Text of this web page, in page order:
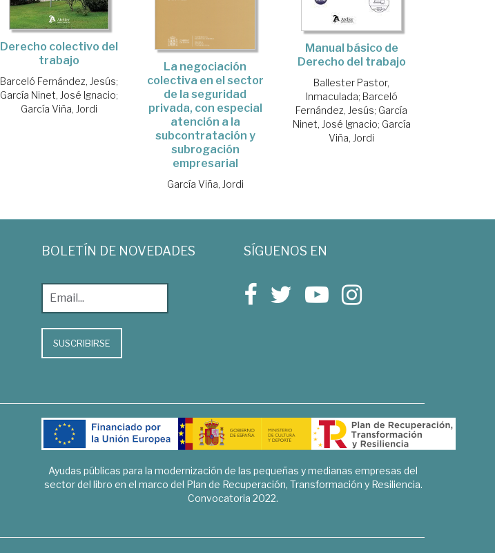
Derecho colectivo del
trabajo
Barceló Fernández, Jesús;
García Ninet, José Ignacio;
García Viña, Jordi
La negociación
colectiva en el sector
de la seguridad
privada, con especial
atención a la
subcontratación y
subrogación
empresarial
García Viña, Jordi
Manual básico de
Derecho del trabajo
Ballester Pastor,
Inmaculada; Barceló
Fernández, Jesús; García
Ninet, José Ignacio; García
Viña, Jordi
BOLETÍN DE NOVEDADES
SUSCRIBIRSE
SÍGUENOS EN
Ayudas públicas para la modernización de las pequeñas y medianas empresas del
sector del libro en el marco del Plan de Recuperación, Transformación y Resiliencia.
Convocatoria 2022.